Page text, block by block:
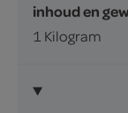
inhoud en
1 Kilogram